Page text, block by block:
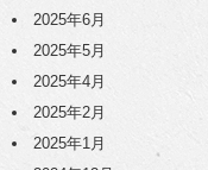
2025年6月
2025年5月
2025年4月
2025年2月
2025年1月